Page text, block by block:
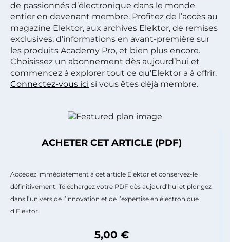
de passionnés d’électronique dans le monde
entier en devenant membre. Profitez de l’accès au
magazine Elektor, aux archives Elektor, de remises
exclusives, d’informations en avant-première sur
les produits Academy Pro, et bien plus encore.
Choisissez un abonnement dès aujourd’hui et
commencez à explorer tout ce qu’Elektor a à offrir.
Connectez-vous ici si vous êtes déjà membre.
ACHETER CET ARTICLE (PDF)
Accédez immédiatement à cet article Elektor et conservez-le
définitivement. Téléchargez votre PDF dès aujourd’hui et plongez
dans l’univers de l’innovation et de l’expertise en électronique
d’Elektor.
5,00 €